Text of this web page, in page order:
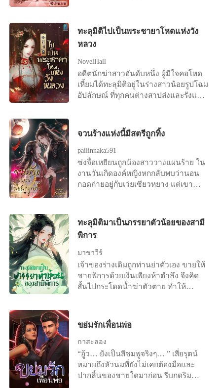
พริมซะก่อน เสียดายจริงๆ” “เสียดาย
ทำไม! อยากดูก็มาดูหุ่นพี่นี่ พี่หุ่นดีกว่ามัน
ตั้งเยอะ” ชายหนุ่มพูดเสียงเขียว พริมายู่
หน้าตอบ “มันไม่เหมือนกันนี่คะ ของพี่พี
พริมได้ดูทุกวัน แต่ของคนอื่นพริมแค่
อยากมองเฉย ๆ” เธอยังคงลอยหน้าลอย
ตาพูดต่อ ทั้งยังไม่วายเจื้อยแจ้วไปถึง
ความหึงหวง มองเธอด้วยสายตาคาด
โทษ
สักครั้ง เธอจะยินยอมมอบมันให้เขาหรือ
เปล่า?..
ขานรับคำสั่ง หันไปเตรียมสิ่งของสำหรับ
ทำพิธีสวดส่งวิญญาณผู้ตาย ทว่าผ่านไป
เพียงอึดใจเดียว "อ๊ากกก ! มีผี !" เสียง
กรีดร้องดังลั่น ร่างเล็ก ๆ ของเขาวิ่งไป
หลบอยู่ด้านหลังผู้เป็นอาจารย์ "จี้คงมี
อะไร" "นะนางลืมตาขอรับท่านอาจารย์"
เด็กน้อยชี้นิ้วสั่น ๆ ไปที่ศพบนพื้น "ว่า
ขยับไปมา ก่อนจะปรือลืมขึ้นอย่าง
ลำบากยากเย็น "นี่มัน...เป็นไปไม่ได้" รีบ
คว้าข้อมือของเด็กน้อยมาจับชีพจรดู
ดวงตาของนักพรตเฒ่ามืดมนลงในทันที
แตะนิ้วทำนายชะตา นี่มันคือการสลับ
ร่างเปลี่ยนวิญญาณ ดึงตัวลูกศิษย์ถอย
หลังไปสามก้าว "ผีร้ายตนไหนกล้ามา
ได้ว่าเธอกำลังขับรถกลับบ้าน ใช่แล้ว
เกิดอุบัติเหตุขึ้น มีรถบรรทุกเสียหลัก พุ่ง
ไป ท่าทางเหม่อลอยไร้สติของนางทำ
นักพรตเฒ่าหวาดระแวงในทันที เตรียม
หยิบยันต์ป้องกันภูตผีออกมา ขณะที่เด็ก
น้อยยกฝ่ามือของตัวเองขึ้นเพ่งมองอย่าง
ขยับปลายเท้าเข้าหากัน ขาก็สั้น พลิก
ร้องไห้ นี่มันโลกถล่มใส่หัวของเธอหรือ
อย่างไรกัน เปรี๊ยะ ! ยันต์ขับไล่ภูตผีถูกปา
ใส่นางสุดแรง ก่อนที่มันจะปลิวร่อนลงไป
กองอยู่บนพื้น ยันต์ไม่เกิดการเผาไหม้ ผี
เขาเจอเธอเมื่อร่างของเธอถูกเผาไปแล้ว
ทางเดียวที่จะแก้ไขความผิดก็คือต้องส่ง
เธอกลับไปในร่างของคนอื่นที่เพิ่งหมด
ลมหายใจ และด้วยเหตุผลที่เธอเรียกร้อง
บางประการ จึงทำให้เธอได้กลับไปเกิด
ใหม่ในรัชสมัยของราชวงศ์หมิง ในร่าง
ของหญิงสาววัย 19 ปีนามว่า "เฟิ่งต้า
เกาหรงซาน" พระชายาที่เขาเขียน
ที่แต่งงาน แต่เพราะความรักและหน้าที่
ของสตรีชาวฮั่น นางจึงทนอยู่อย่างปวด
ร้าวในตำหนักของเขาตลอด 2 ปีก่อนจะ
ตรอมใจตาย
ทะลุมิติไปเป็นพระชายาโหดแห่งวัง
หลวง
NovelHall
อดีตนักฆ่าสาวอันดับหนึ่ง ผู้มีใจคอโหด
เหี้ยมได้ทะลุมิติอยู่ในร่างสาวน้อยรูปโฉม
อัปลักษณ์ ที่ทุกคนต่างสาปส่งและรังแก
จวนร้างแห่งนี้มีสตรีถูกทิ้ง
pailinnaka591
ซ่งจื่อเหยียนถูกน้องสาววางแผนร้าย ใน
งานวันเกิดองค์หญิงหกกลับพบว่านอน
กอดก่ายอยู่กับเว่ยเซียวหยาง แต่เขา
หลวงถึงห้าสิบลี้ หลี่จื่อเหยียนมาถึงทั้งทีก็
สวมบทคุณแม่เลย ซ่งจื่อเหยียนเจ้าของ
ร่างเดิมจากไปขณะคลอดลูก แล้วฉัน
ทำไมต้องมาเบ่งแทนวะ ให้ไปแม่น้ำ
เหลืองเลยไม่ได้หรือไง มันเจ็บนะโว้ย
ฮือๆๆๆ สาวใช้ของนางพยายามช่วย ป้า
หูอายุห้าสิบแล้ว เป็นชาวบ้านครอบครัว
ทำคลอดแต่ข้าก็เคยคลอดลูกแหละน่า
สลบไปแบบเมื่อกี้เล่า อดทนหน่อย
"อ๊ายย โอ๊ยเจ็บโอ๊ยเวรกรรมฉิบหายยัง
ไม่ทันมีผัว ไม่ทันได้รู้รสชาติการป๊าบๆ
กับผู้ชายเลย ก็ต้องมาเบ่งลูก อื้อเจ็บ อ๊ะ
ทะลุมิติมาเป็นภรรยาตัวน้อยของสามี
พิการ
มาชาวีร์
เจ้าของร่างเดิมถูกท่านย่าตัวเอง ขายให้
ชายพิการด้วยเงินเพียงห้าตำลึง จึงคิด
สั้นไปกระโดดน้ำฆ่าตัวตาย ทำให้
ตายไปแล้ว เหลือเพียงน้องสาวกับน้อง
ชายร่างกายผอมแห้งหิวโซสองคน เธอ
ต้องช่วยพวกเขาให้รอด ก่อนจะถูกคนชั่ว
พวกนี้ขายทิ้งไปแบบเธอ 1 : ทะลุมิติ
แคว้นจ้าว หมู่บ้านตระกูลแซ่อวี่ ภายใน
บ้านสกุลเซี่ย “ท่านพี่รีบกินเร็วเข้า” เสียง
ขย่มรักเพื่อนพ่อ
กาสะลอง
“อู้ว… ยังเป็นสีชมพูจริงๆ… ” เสี่ยรุตน์
หมายถึงหัวนมที่ยังไม่เคยต้องมือและ
ปากลิ้นของชายใดมาก่อน รีบกดริม